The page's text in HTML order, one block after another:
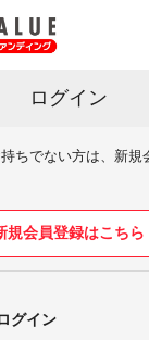
ログイン
ちでない方は、新規
規会員登録はこちら
グイン